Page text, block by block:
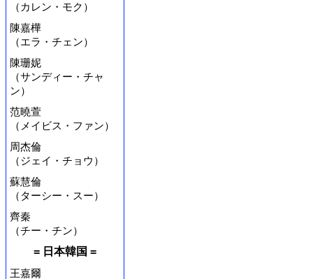
（カレン・モク）
陳嘉樺
（エラ・チェン）
陳珊妮
（サンディー・チャ
ン）
范曉萱
（メイビス・ファン）
周杰倫
（ジェイ・チョウ）
蘇慧倫
（ターシー・スー）
齊秦
（チー・チン）
= 日本韓国 =
王嘉爾